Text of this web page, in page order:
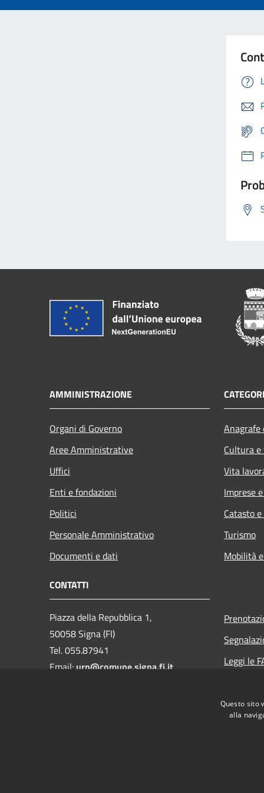
AMMINISTRAZIONE
Organi di Governo
Aree Amministrative
Uffici
Enti e fondazioni
Politici
Personale Amministrativo
Documenti e dati
Cultura
Vita
Imprese
Catasto
Turismo
Mobilità
CONTATTI
Piazza della Repubblica 1,
50058 Signa (FI)
Tel. 055.87941
Email:urp@comune.signa.fi.it
Leggi le
Questo sito
alla